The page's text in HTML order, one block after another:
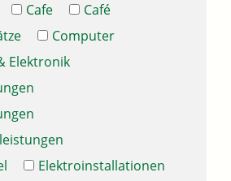
Cafe
Café
Computer
Elektronik
Elektroinstallationen